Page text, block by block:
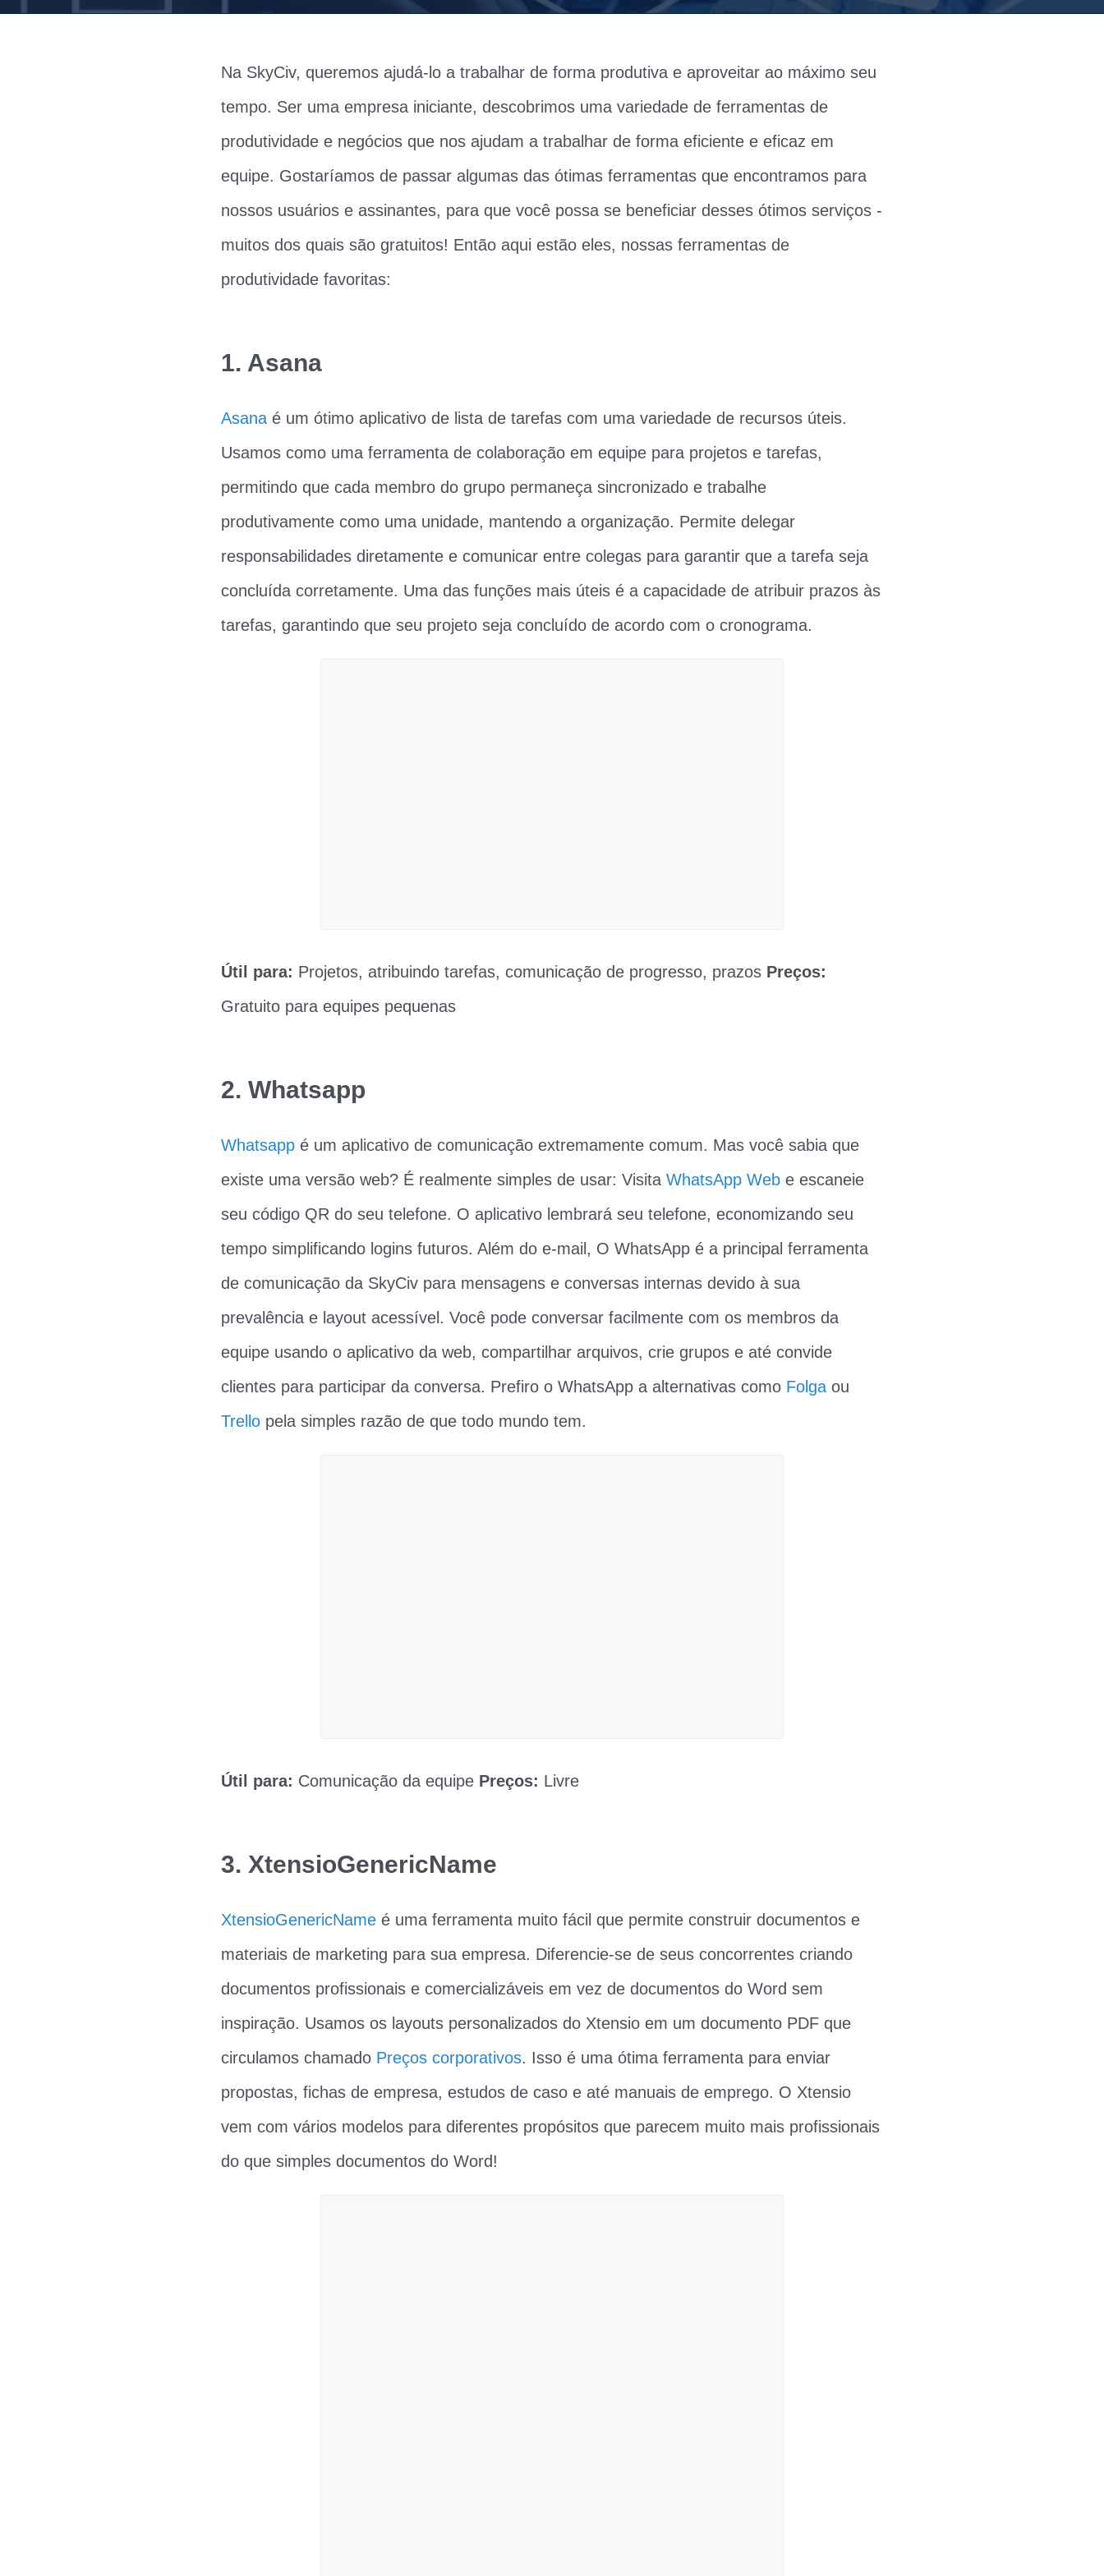
Na SkyCiv, queremos ajudá-lo a trabalhar de forma produtiva e aproveitar ao máximo seu
tempo. Ser uma empresa iniciante, descobrimos uma variedade de ferramentas de
produtividade e negócios que nos ajudam a trabalhar de forma eficiente e eficaz em
equipe. Gostaríamos de passar algumas das ótimas ferramentas que encontramos para
nossos usuários e assinantes, para que você possa se beneficiar desses ótimos serviços -
muitos dos quais são gratuitos! Então aqui estão eles, nossas ferramentas de
produtividade favoritas:
1. Asana
Asanaé um ótimo aplicativo de lista de tarefas com uma variedade de recursos úteis.
Usamos como uma ferramenta de colaboração em equipe para projetos e tarefas,
permitindo que cada membro do grupo permaneça sincronizado e trabalhe
produtivamente como uma unidade, mantendo a organização. Permite delegar
responsabilidades diretamente e comunicar entre colegas para garantir que a tarefa seja
concluída corretamente. Uma das funções mais úteis é a capacidade de atribuir prazos às
tarefas, garantindo que seu projeto seja concluído de acordo com o cronograma.
Útil para: Projetos, atribuindo tarefas, comunicação de progresso, prazos Preços:
Gratuito para equipes pequenas
2. Whatsapp
Whatsappé um aplicativo de comunicação extremamente comum. Mas você sabia que
existe uma versão web? É realmente simples de usar: Visita WhatsApp Webe escaneie
seu código QR do seu telefone. O aplicativo lembrará seu telefone, economizando seu
tempo simplificando logins futuros. Além do e-mail, O WhatsApp é a principal ferramenta
de comunicação da SkyCiv para mensagens e conversas internas devido à sua
prevalência e layout acessível. Você pode conversar facilmente com os membros da
equipe usando o aplicativo da web, compartilhar arquivos, crie grupos e até convide
clientes para participar da conversa. Prefiro o WhatsApp a alternativas como Folgaou
Trellopela simples razão de que todo mundo tem.
Útil para: Comunicação da equipe Preços: Livre
3. XtensioGenericName
XtensioGenericNameé uma ferramenta muito fácil que permite construir documentos e
materiais de marketing para sua empresa. Diferencie-se de seus concorrentes criando
documentos profissionais e comercializáveis ​​em vez de documentos do Word sem
inspiração. Usamos os layouts personalizados do Xtensio em um documento PDF que
circulamos chamado Preços corporativos. Isso é uma ótima ferramenta para enviar
propostas, fichas de empresa, estudos de caso e até manuais de emprego. O Xtensio
vem com vários modelos para diferentes propósitos que parecem muito mais profissionais
do que simples documentos do Word!